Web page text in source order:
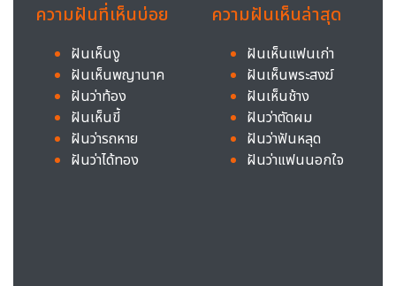
ความฝันที่เห็นบ่อย
ฝันเห็นงู
ฝันเห็นพญานาค
ฝันว่าท้อง
ฝันเห็นขี้
ฝันว่ารถหาย
ฝันว่าได้ทอง
ความฝันเห็นล่าสุด
ฝันเห็นแฟนเก่า
ฝันเห็นพระสงฆ์
ฝันเห็นช้าง
ฝันว่าตัดผม
ฝันว่าฟันหลุด
ฝันว่าแฟนนอกใจ